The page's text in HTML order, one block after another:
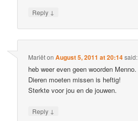
Reply ↓
MariëtonAugust 5, 2011 at 20:14said:
heb weer even geen woorden Menno.
Dieren moeten missen is heftig!
Sterkte voor jou en de jouwen.
Reply ↓